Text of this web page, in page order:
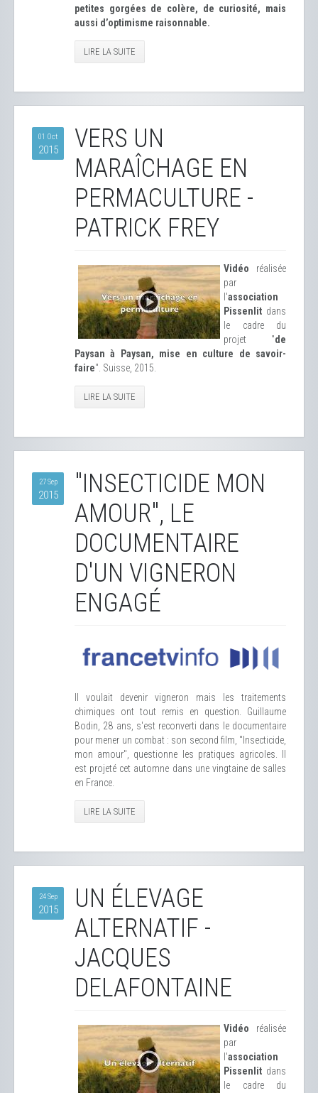
petites gorgées de colère, de curiosité, mais
aussi d’optimisme raisonnable.
LIRE LA SUITE
01 Oct
2015
VERS UN
MARAÎCHAGE EN
PERMACULTURE -
PATRICK FREY
Vidéo réalisée
par
l'association
Pissenlit dans
le cadre du
projet "de
Paysan à Paysan, mise en culture de savoir-
faire". Suisse, 2015.
LIRE LA SUITE
27 Sep
2015
"INSECTICIDE MON
AMOUR", LE
DOCUMENTAIRE
D'UN VIGNERON
ENGAGÉ
Il voulait devenir vigneron mais les traitements
chimiques ont tout remis en question. Guillaume
Bodin, 28 ans, s'est reconverti dans le documentaire
pour mener un combat : son second film, "Insecticide,
mon amour", questionne les pratiques agricoles. Il
est projeté cet automne dans une vingtaine de salles
en France.
LIRE LA SUITE
24 Sep
2015
UN ÉLEVAGE
ALTERNATIF -
JACQUES
DELAFONTAINE
Vidéo réalisée
par
l'association
Pissenlit dans
le cadre du